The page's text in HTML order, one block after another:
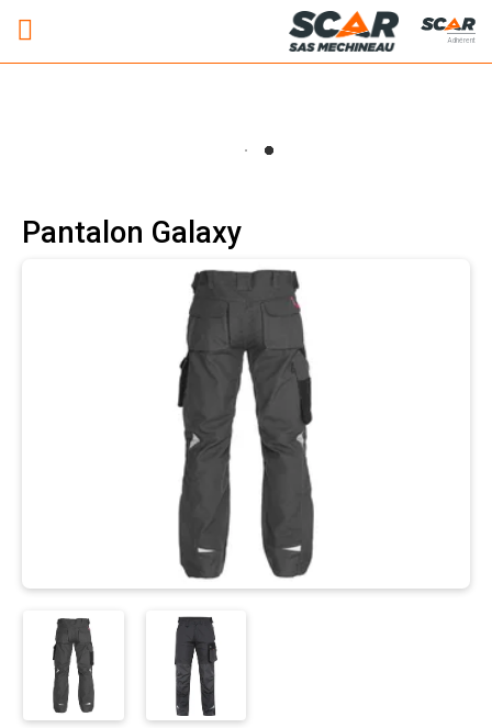
Adhérent
Pantalon Galaxy